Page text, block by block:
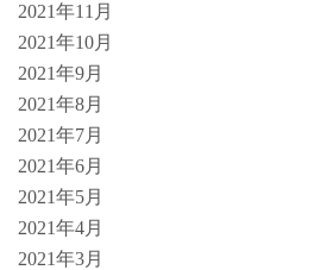
2021年11月
2021年10月
2021年9月
2021年8月
2021年7月
2021年6月
2021年5月
2021年4月
2021年3月